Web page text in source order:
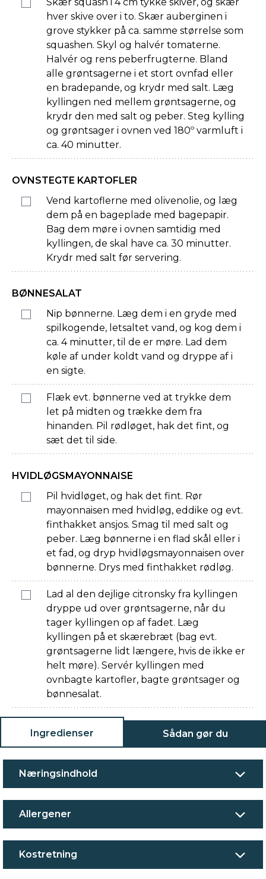
hver skive over i to. Skær auberginen i
grove stykker på ca. samme størrelse som
squashen. Skyl og halvér tomaterne.
Halvér og rens peberfrugterne. Bland
alle grøntsagerne i et stort ovnfad eller
en bradepande, og krydr med salt. Læg
kyllingen ned mellem grøntsagerne, og
krydr den med salt og peber. Steg kylling
og grøntsager i ovnen ved 180º varmluft i
ca. 40 minutter.
OVNSTEGTE KARTOFLER
Vend kartoflerne med olivenolie, og læg
dem på en bageplade med bagepapir.
Bag dem møre i ovnen samtidig med
kyllingen, de skal have ca. 30 minutter.
Krydr med salt før servering.
BØNNESALAT
Nip bønnerne. Læg dem i en gryde med
spilkogende, letsaltet vand, og kog dem i
ca. 4 minutter, til de er møre. Lad dem
køle af under koldt vand og dryppe af i
en sigte.
Flæk evt. bønnerne ved at trykke dem
let på midten og trække dem fra
hinanden. Pil rødløget, hak det fint, og
sæt det til side.
HVIDLØGSMAYONNAISE
Pil hvidløget, og hak det fint. Rør
mayonnaisen med hvidløg, eddike og evt.
finthakket ansjos. Smag til med salt og
peber. Læg bønnerne i en flad skål eller i
et fad, og dryp hvidløgsmayonnaisen over
bønnerne. Drys med finthakket rødløg.
Lad al den dejlige citronsky fra kyllingen
dryppe ud over grøntsagerne, når du
tager kyllingen op af fadet. Læg
kyllingen på et skærebræt (bag evt.
grøntsagerne lidt længere, hvis de ikke er
helt møre). Servér kyllingen med
ovnbagte kartofler, bagte grøntsager og
bønnesalat.
Ingredienser Sådan gør du
Næringsindhold
Allergener
Kostretning